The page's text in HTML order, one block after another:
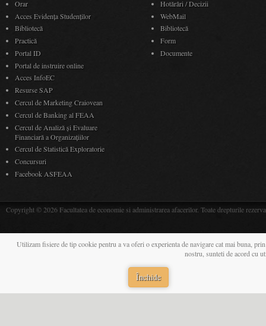
Orar
Acces Evidenţa Studenţilor
Bibliotecă
Practică
Portal ID
Portal de instruire online
Acces InfoEC
Resurse SAP
Cercul de Marketing Craiovean
Cercul de Banking al FEAA
Cercul de Analiză și Evaluare
Financiară a Organizațiilor
Cercul de Statistică Exploratorie
Concursuri
Facebook ASFEAA
Hotărâri / Decizii
WebMail
Bibliotecă
Form
Documente
Copyright © 2026 Facultatea de economie si administrarea afacerilor. Toate drepturile
Utilizam fisiere de tip cookie pentru a va oferi o experienta de navigare cat mai buna,
nostru, sunteti de acord cu
Închide